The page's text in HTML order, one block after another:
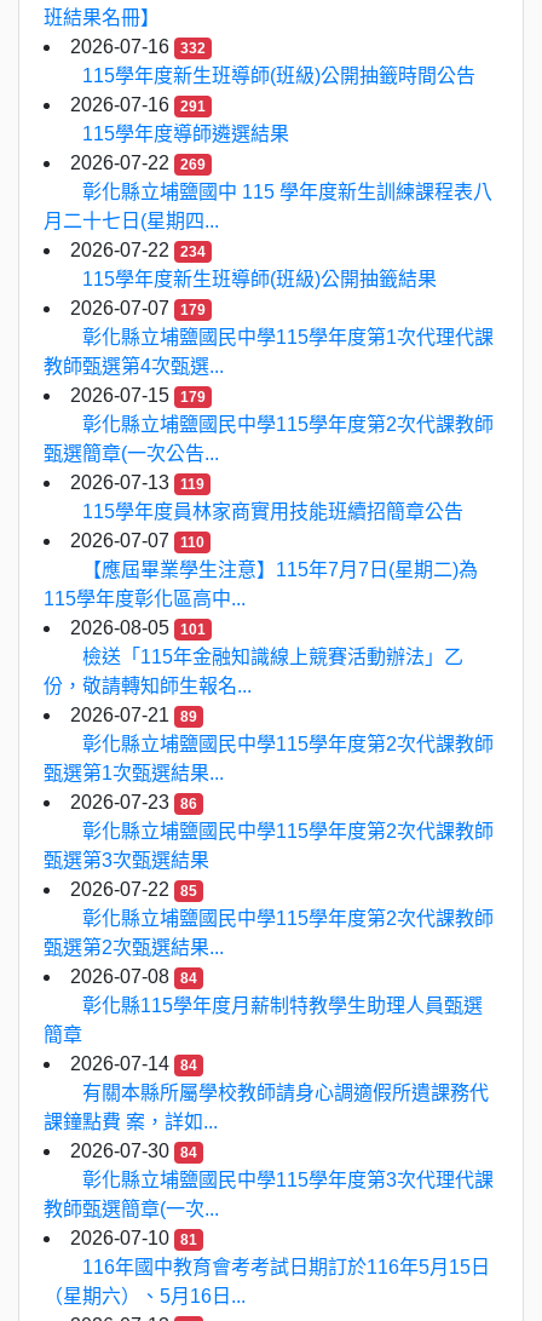
班結果名冊】
2026-07-16
332
115學年度新生班導師(班級)公開抽籤時間公告
2026-07-16
291
115學年度導師遴選結果
2026-07-22
269
彰化縣立埔鹽國中 115 學年度新生訓練課程表八
月二十七日(星期四...
2026-07-22
234
115學年度新生班導師(班級)公開抽籤結果
2026-07-07
179
彰化縣立埔鹽國民中學115學年度第1次代理代課
教師甄選第4次甄選...
2026-07-15
179
彰化縣立埔鹽國民中學115學年度第2次代課教師
甄選簡章(一次公告...
2026-07-13
119
115學年度員林家商實用技能班續招簡章公告
2026-07-07
110
【應屆畢業學生注意】115年7月7日(星期二)為
115學年度彰化區高中...
2026-08-05
101
檢送「115年金融知識線上競賽活動辦法」乙
份，敬請轉知師生報名...
2026-07-21
89
彰化縣立埔鹽國民中學115學年度第2次代課教師
甄選第1次甄選結果...
2026-07-23
86
彰化縣立埔鹽國民中學115學年度第2次代課教師
甄選第3次甄選結果
2026-07-22
85
彰化縣立埔鹽國民中學115學年度第2次代課教師
甄選第2次甄選結果...
2026-07-08
84
彰化縣115學年度月薪制特教學生助理人員甄選
簡章
2026-07-14
84
有關本縣所屬學校教師請身心調適假所遺課務代
課鐘點費 案，詳如...
2026-07-30
84
彰化縣立埔鹽國民中學115學年度第3次代理代課
教師甄選簡章(一次...
2026-07-10
81
116年國中教育會考考試日期訂於116年5月15日
（星期六）、5月16日...